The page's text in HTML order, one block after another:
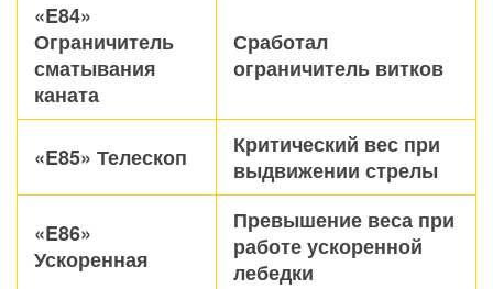
«E84»
Ограничитель
сматывания
каната
Сработал
ограничитель витков
«E85» Телескоп
Критический вес при
выдвижении стрелы
«E86»
Ускоренная
Превышение веса при
работе ускоренной
лебедки